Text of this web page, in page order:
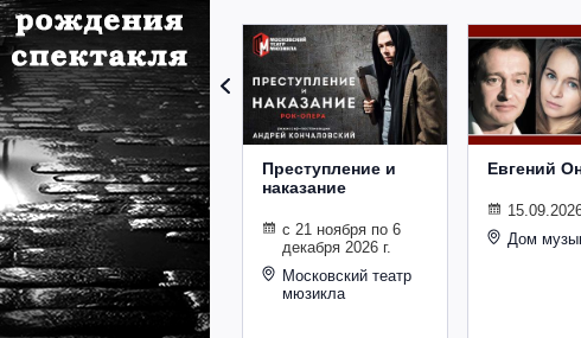
Преступление и
наказание
с 21 ноября по 6
декабря 2026 г.
Московский театр
мюзикла
Евгений
Дом